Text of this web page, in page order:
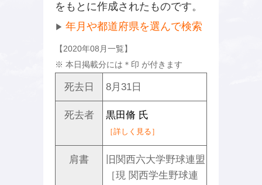
をもとに作成されたものです。
▶ 年月や都道府県を選んで検索
【2020年08月一覧】
※ 本日掲載分には ＊ 印 が付きます
死去日 8月31日
死去者 黒田脩 氏
［詳しく見る］
肩書
旧関西六大学野球連盟
［現 関西学生野球連